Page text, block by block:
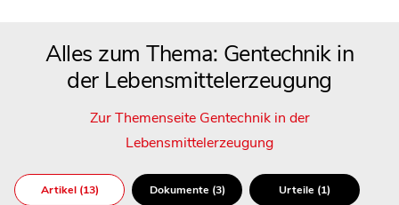
Alles zum Thema: Gentechnik in
der Lebensmittelerzeugung
Zur Themenseite Gentechnik in der
Lebensmittelerzeugung
Artikel (13) Dokumente (3) Urteile (1)